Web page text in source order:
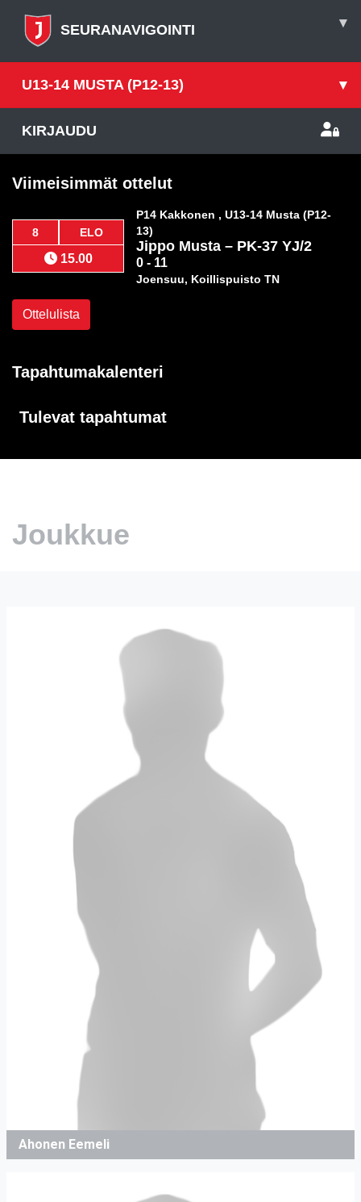
SEURANAVIGOINTI ▾
U13-14 MUSTA (P12-13) ▾
KIRJAUDU
Viimeisimmät ottelut
8 ELO
15.00
P14 Kakkonen , U13-14 Musta (P12-
13)
Jippo Musta – PK-37 YJ/2
0 - 11
Joensuu, Koillispuisto TN
Ottelulista
Tapahtumakalenteri
Tulevat tapahtumat
Joukkue
Ahonen Eemeli